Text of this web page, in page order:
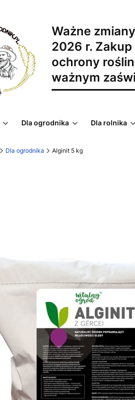
Ważne
2026 r.
ochrony
ważnym
Dla ogrodnika Dla rolnika
Dla ogrodnika Alginit 5 kg